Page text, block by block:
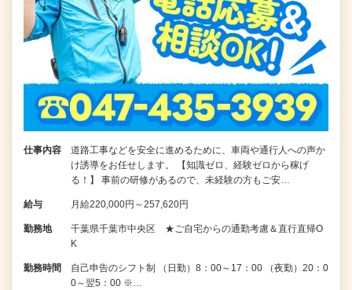
仕事内容
道路工事などを安全に進めるために、車両や通行人への声か
け誘導をお任せします。 【知識ゼロ、経験ゼロから稼げ
る！】 事前の研修があるので、未経験の方もご安…
給与 月給220,000円～257,620円
勤務地
千葉県千葉市中央区 ★ご自宅からの通勤考慮＆直行直帰O
K
勤務時間
自己申告のシフト制 （日勤）8：00～17：00 （夜勤）20：0
0～翌5：00 ※…